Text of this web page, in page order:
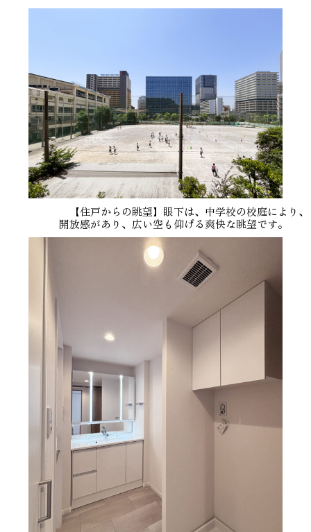
【住戸からの眺望】眼下は、中学校の校庭により、
開放感があり、広い空も仰げる爽快な眺望です。